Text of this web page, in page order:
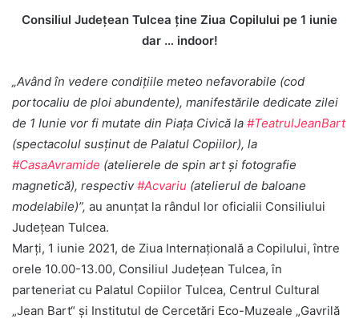
Consiliul Judeţean Tulcea ţine Ziua Copilului pe 1 iunie
dar … indoor!
„Având în vedere condițiile meteo nefavorabile (cod
portocaliu de ploi abundente), manifestările dedicate zilei
de 1 Iunie vor fi mutate din Piața Civică la #TeatrulJeanBart
(spectacolul susținut de Palatul Copiilor), la
#CasaAvramide (atelierele de spin art și fotografie
magnetică), respectiv#Acvariu (atelierul de baloane
modelabile)”, au anunţat la rândul lor oficialii Consiliului
Judeţean Tulcea.
Marți, 1 iunie 2021, de Ziua Internațională a Copilului, între
orele 10.00-13.00, Consiliul Județean Tulcea, în
parteneriat cu Palatul Copiilor Tulcea, Centrul Cultural
„Jean Bart“ și Institutul de Cercetări Eco-Muzeale „Gavrilă